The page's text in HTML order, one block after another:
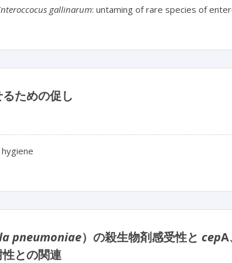
gallinarum: untaming of rare species of
ための促し
pneumoniae）の殺生物剤感受性と cepA
との関連